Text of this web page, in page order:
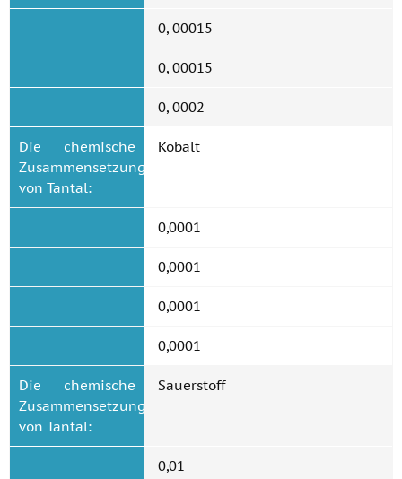
0, 00015
0, 00015
0, 0002
Die chemische
Zusammensetzung
von Tantal:
Kobalt
0,0001
0,0001
0,0001
0,0001
Die chemische
Zusammensetzung
von Tantal:
Sauerstoff
0,01